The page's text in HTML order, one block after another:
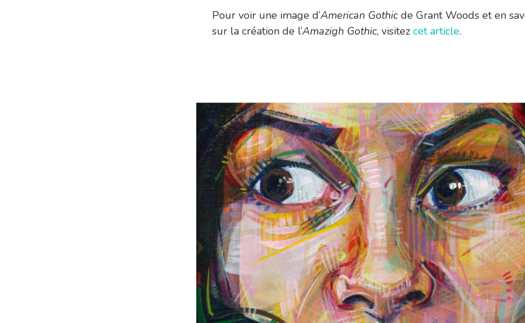
Pour voir une image d’American Gothicde Grant Woods et en
sur la création de l’Amazigh Gothic, visitez cet article.